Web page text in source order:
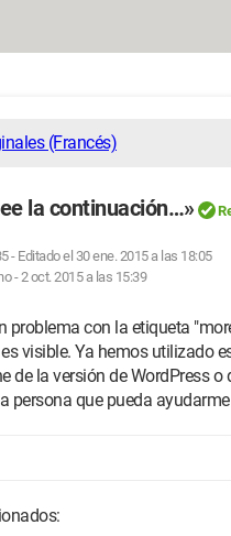
(Francés)
la continuación…»
- Editado el 30 ene. 2015 a las 18:05
-2 oct. 2015 a las 15:39
problema con la etiqueta
visible. Ya hemos utilizado
de la versión de WordPress
persona que pueda